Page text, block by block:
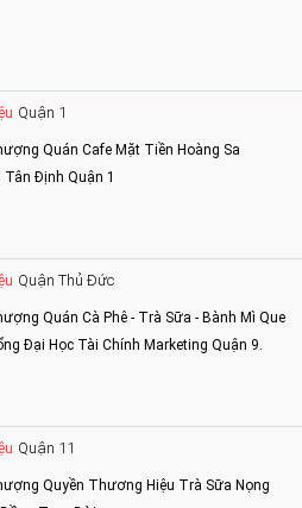
Quận 1
Quán Cafe Mặt Tiền Hoàng Sa
Tân Định Quận 1
Quận Thủ Đức
Quán Cà Phê - Trà Sữa - Bành Mì Que
Đại Học Tài Chính Marketing Quận 9.
Quận 11
Quyền Thương Hiệu Trà Sữa Nọng